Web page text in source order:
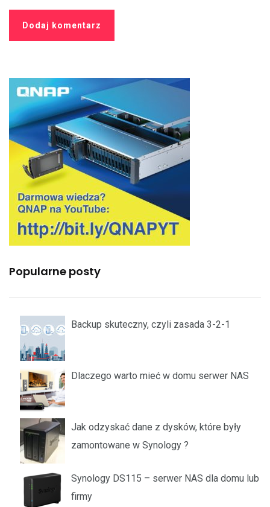
Popularne posty
Backup skuteczny, czyli zasada 3-2-1
Dlaczego warto mieć w domu serwer NAS
Jak odzyskać dane z dysków, które były
zamontowane w Synology ?
Synology DS115 – serwer NAS dla domu lub
firmy